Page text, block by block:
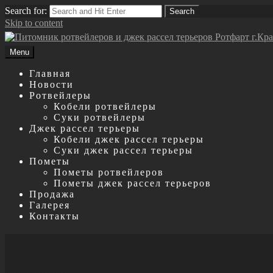
Search for: Search
Skip to content
Menu
Главная
Новости
Ротвейлеры
Кобели ротвейлеры
Суки ротвейлеры
Джек рассел терьеры
Кобели джек рассел терьеры
Суки джек рассел терьеры
Пометы
Пометы ротвейлеров
Пометы джек рассел терьеров
Продажа
Галерея
Контакты